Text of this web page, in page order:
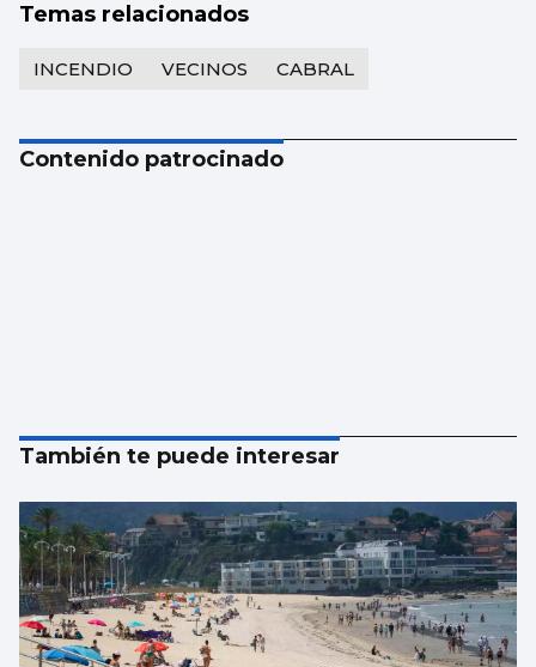
Temas relacionados
INCENDIO VECINOS CABRAL
Contenido patrocinado
También te puede interesar